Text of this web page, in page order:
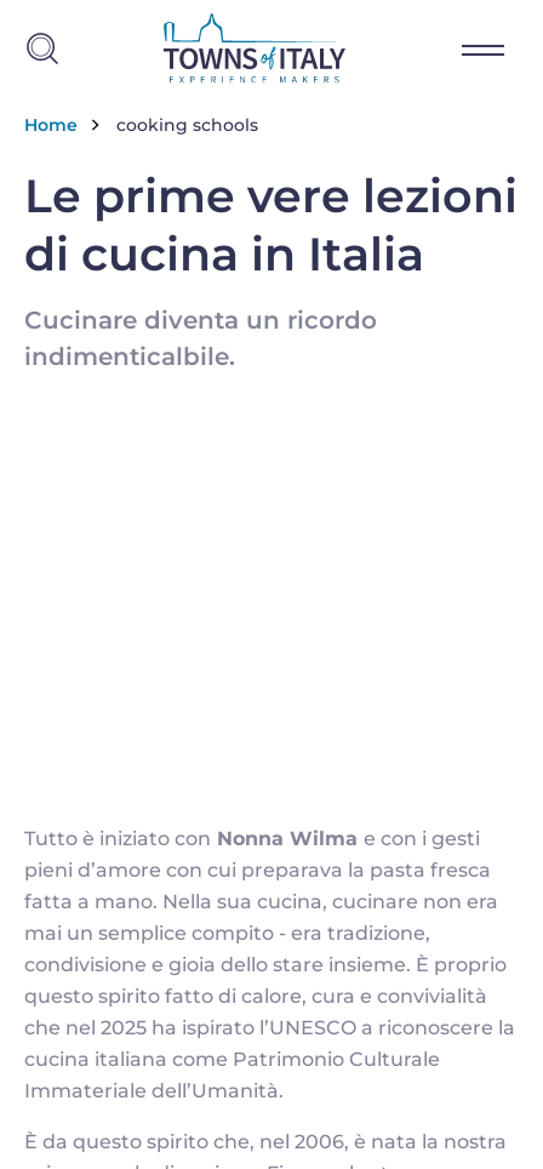
Briciole di pane
Home cooking schools
Le prime vere lezioni
di cucina in Italia
Cucinare diventa un ricordo
indimenticalbile.
Tutto è iniziato con Nonna Wilma e con i gesti
pieni d’amore con cui preparava la pasta fresca
fatta a mano. Nella sua cucina, cucinare non era
mai un semplice compito - era tradizione,
condivisione e gioia dello stare insieme. È proprio
questo spirito fatto di calore, cura e convivialità
che nel 2025 ha ispirato l’UNESCO a riconoscere la
cucina italiana come Patrimonio Culturale
Immateriale dell’Umanità.
È da questo spirito che, nel 2006, è nata la nostra